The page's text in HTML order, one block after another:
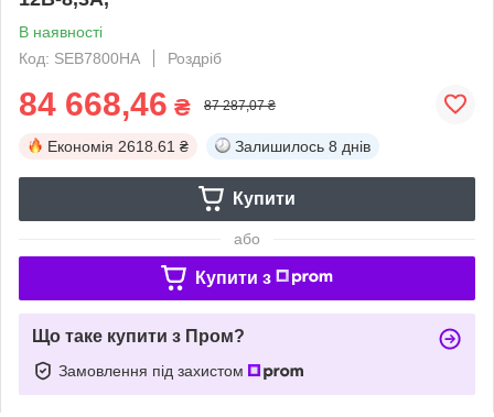
В наявності
Код: SEB7800HA
Роздріб
84 668,46 ₴ 87 287,07 ₴
Економія 2618.61 ₴ Залишилось 8 днів
Купити
або
Купити з
Що таке купити з Пром?
Замовлення під захистом